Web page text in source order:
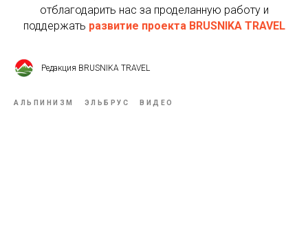
отблагодарить нас за проделанную работу и
поддержать развитие проекта BRUSNIKA TRAVEL
Редакция BRUSNIKA TRAVEL
АЛЬПИНИЗМ ЭЛЬБРУС ВИДЕО